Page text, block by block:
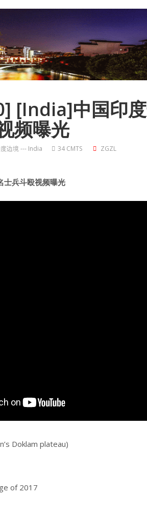
[India]中国印
频曝光
边境 --- India 34 CMTS
ZGZL
士兵斗殴视频曝光
Doklam plateau)
of 2017